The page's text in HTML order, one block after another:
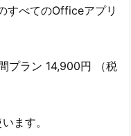
すべてのOfficeアプリ
プラン 14,900円 （税
ます。